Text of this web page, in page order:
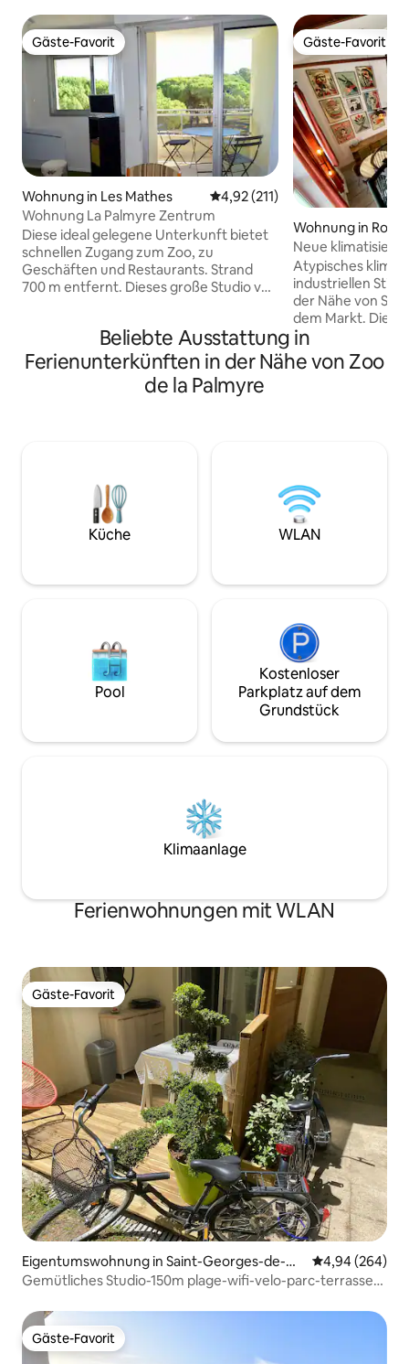
Gäste-Favorit
Gäste-Favorit
Wohnung in Les Mathes Durchschnittliche Bewertung:
4,92 (211)
Wohnung La Palmyre Zentrum
Diese ideal gelegene Unterkunft bietet
schnellen Zugang zum Zoo, zu
Geschäften und Restaurants. Strand
700 m entfernt. Dieses große Studio von
gesicherten Residenz mit Aufzug und ist
komplett möbliert. Sämtliche Wäsche
wird gestellt und es gibt eine 5 m2 große
Terrasse für ein Frühstück in der Sonne
mit dem Fahrrad anreisen.
Gäste-Favorit
Gäste-Favorit
Wohnung in
Neue
Herzen von Royan
Atypisches
industriellen Stil
der Nähe von
dem Markt.
ehemaligen
geschaffene
verfügt im
ein Kind
(Zustellbett). Ein
kleinen Blick auf
Parkplätze
Beliebte Ausstattung in
Ferienunterkünften in der Nähe von Zoo
de la Palmyre
Küche WLAN
Pool
Kostenloser
Parkplatz auf dem
Grundstück
Klimaanlage
Ferienwohnungen mit WLAN
Gäste-Favorit
Gäste-Favorit
Eigentumswohnung in Saint-Georges-de-Di
donne
4,94 (264)
Gemütliches Studio-150m plage-wifi-velo-parc-terrasse-
Gäste-Favorit
Gäste-Favorit